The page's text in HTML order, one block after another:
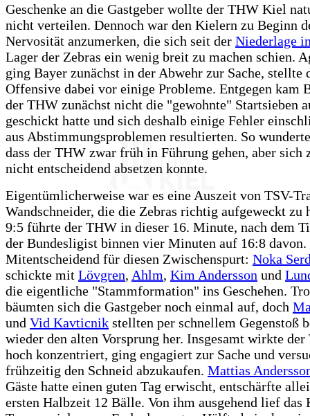
Geschenke an die Gastgeber wollte der THW Kiel
nicht verteilen. Dennoch war den Kielern zu Beginn
Nervosität anzumerken, die sich seit der Niederlage
Lager der Zebras ein wenig breit zu machen schien.
ging Bayer zunächst in der Abwehr zur Sache, stellte
Offensive dabei vor einige Probleme. Entgegen kam
der THW zunächst nicht die "gewohnte" Startsieben
geschickt hatte und sich deshalb einige Fehler
aus Abstimmungsproblemen resultierten. So
dass der THW zwar früh in Führung gehen, aber sich
nicht entscheidend absetzen konnte.
Eigentümlicherweise war es eine Auszeit von TSV-
Wandschneider, die die Zebras richtig aufgeweckt zu
9:5 führte der THW in dieser 16. Minute, nach dem
der Bundesligist binnen vier Minuten auf 16:8 davon.
Mitentscheidend für diesen Zwischenspurt: Noka
schickte mit Lövgren, Ahlm, Kim Andersson und
die eigentliche "Stammformation" ins Geschehen.
bäumten sich die Gastgeber noch einmal auf, doch
und Vid Kavticnik stellten per schnellem Gegenstoß
wieder den alten Vorsprung her. Insgesamt wirkte
hoch konzentriert, ging engagiert zur Sache und
frühzeitig den Schneid abzukaufen. Mattias
Gäste hatte einen guten Tag erwischt, entschärfte
ersten Halbzeit 12 Bälle. Von ihm ausgehend lief das